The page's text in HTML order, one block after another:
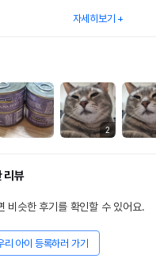
자세히보기
2
리뷰
비슷한 후기를 확인할 수 있어요.
리 아이 등록하러 가기